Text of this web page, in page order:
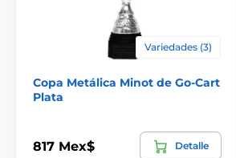
Variedades (3)
Copa Metálica Minot de Go-Cart
Plata
817 Mex$ Detalle